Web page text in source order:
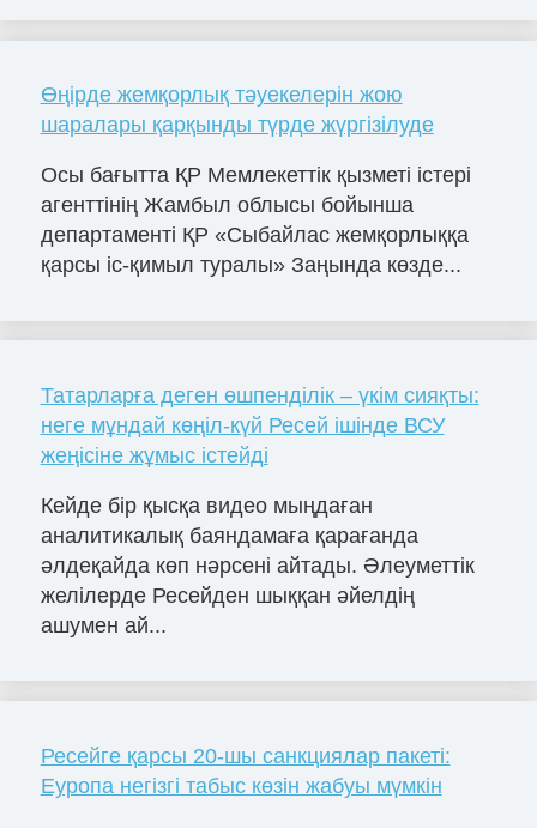
Өңірде жемқорлық тәуекелерін жою
шаралары қарқынды түрде жүргізілуде
Осы бағытта ҚР Мемлекеттік қызметі істері
агенттінің Жамбыл облысы бойынша
департаменті ҚР «Сыбайлас жемқорлыққа
қарсы іс-қимыл туралы» Заңында көзде...
Татарларға деген өшпенділік – үкім сияқты:
неге мұндай көңіл-күй Ресей ішінде ВСУ
жеңісіне жұмыс істейді
Кейде бір қысқа видео мыңдаған
аналитикалық баяндамаға қарағанда
әлдеқайда көп нәрсені айтады. Әлеуметтік
желілерде Ресейден шыққан әйелдің
ашумен ай...
Ресейге қарсы 20-шы санкциялар пакеті:
Еуропа негізгі табыс көзін жабуы мүмкін